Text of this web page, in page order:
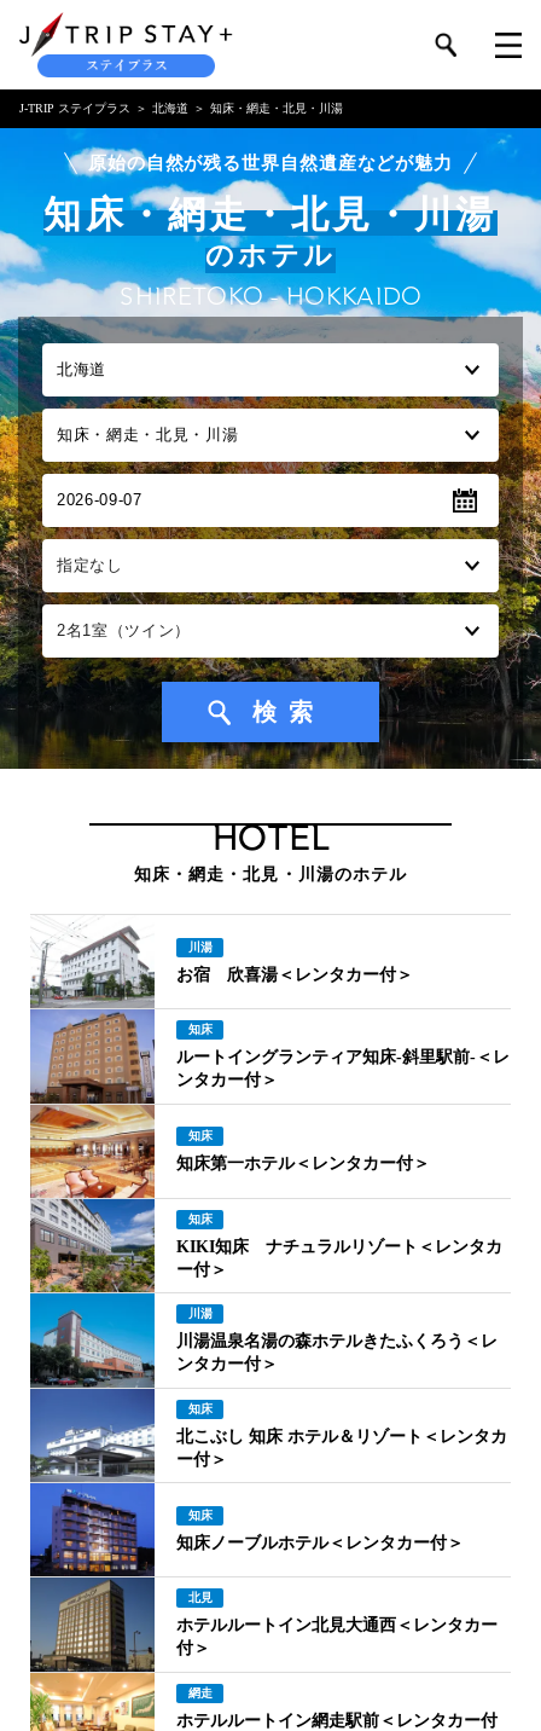
J-TRIP ステイプラス 北海道 知床・網走・北見・川湯
原始の自然が残る世界自然遺産などが魅力
知床・網走・北見・川湯
のホテル
SHIRETOKO - HOKKAIDO
2026-09-07
HOTEL
知床・網走・北見・川湯のホテル
川湯
お宿 欣喜湯＜レンタカー付＞
知床
ルートイングランティア知床-斜里駅前-＜レ
ンタカー付＞
知床
知床第一ホテル＜レンタカー付＞
知床
KIKI知床 ナチュラルリゾート＜レンタカ
ー付＞
川湯
川湯温泉名湯の森ホテルきたふくろう＜レ
ンタカー付＞
知床
北こぶし 知床 ホテル＆リゾート＜レンタカ
ー付＞
知床
知床ノーブルホテル＜レンタカー付＞
北見
ホテルルートイン北見大通西＜レンタカー
付＞
網走
ホテルルートイン網走駅前＜レンタカー付